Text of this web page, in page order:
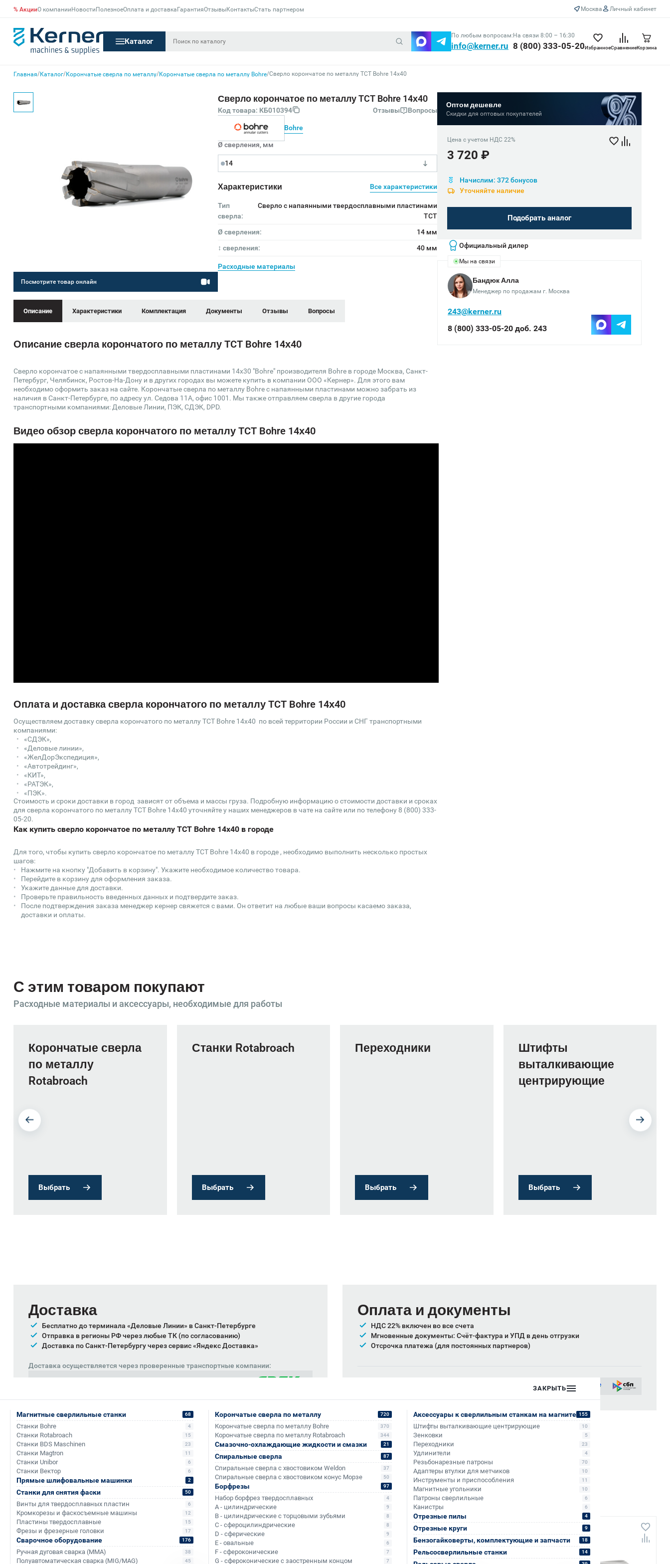
% АкцииО компанииНовостиПолезноеОплата и доставкаГарантияОтзывыКонтактыСтать партнером Москва Личный кабинет
Каталог
По любым вопросам:
info@kerner.ru
На связи 8:00 – 16:30
8 (800) 333-05-20ИзбранноеСравнениеКорзина
Главная/Каталог/Корончатые сверла по металлу/Корончатые сверла по металлу Bohre/Сверло корончатое по металлу TCT Bohre 14х40
Посмотрите товар онлайн
Сверло корончатое по металлу TCT Bohre 14х40
Код товара: КБ010394 Отзывы Вопросы
Bohre
Ø сверления, мм
14
Характеристики Все характеристики
Тип
сверла:
Сверло с напаянными твердосплавными пластинами
TCT
Ø сверления:
14 мм
↕ сверления:
40 мм
Расходные материалы
Описание Характеристики Комплектация Документы Отзывы Вопросы
Описание сверла корончатого по металлу TCT Bohre 14х40
Сверло корончатое с напаянными твердосплавными пластинами 14х30 "Bohre" производителя Bohre в городе Москва, Санкт-
Петербург, Челябинск, Ростов-На-Дону и в других городах вы можете купить в компании ООО «Кернер». Для этого вам
необходимо оформить заказ на сайте. Корончатые сверла по металлу Bohre с напаянными пластинами можно забрать из
наличия в Санкт-Петербурге, по адресу ул. Седова 11А, офис 1001. Мы также отправляем сверла в другие города
транспортными компаниями: Деловые Линии, ПЭК, СДЭК, DPD.
Видео обзор сверла корончатого по металлу TCT Bohre 14х40
Оплата и доставка сверла корончатого по металлу TCT Bohre 14х40
Осуществляем доставку сверла корончатого по металлу TCT Bohre 14х40 по всей территории России и СНГ транспортными
компаниями:
«СДЭК»,
«Деловые линии»,
«ЖелДорЭкспедиция»,
«Автотрейдинг»,
«КИТ»,
«РАТЭК»,
«ПЭК».
Стоимость и сроки доставки в город зависят от объема и массы груза. Подробную информацию о стоимости доставки и сроках
для сверла корончатого по металлу TCT Bohre 14х40 уточняйте у наших менеджеров в чате на сайте или по телефону 8 (800) 333-
05-20.
Как купить сверло корончатое по металлу TCT Bohre 14х40 в городе
Для того, чтобы купить сверло корончатое по металлу TCT Bohre 14х40 в городе , необходимо выполнить несколько простых
шагов:
Нажмите на кнопку "Добавить в корзину". Укажите необходимое количество товара.
Перейдите в корзину для оформления заказа.
Укажите данные для доставки.
Проверьте правильность введенных данных и подтвердите заказ.
После подтверждения заказа менеджер кернер свяжется с вами. Он ответит на любые ваши вопросы касаемо заказа,
доставки и оплаты.
Оптом дешевле
Скидки для оптовых покупателей
Цена с учетом НДС 22%
3 720 ₽
Начислим: 372 бонусов
Уточняйте наличие
Подобрать аналог
Официальный дилер
Мы на связи
Бандюк Алла
Менеджер по продажам г. Москва
243@kerner.ru
8 (800) 333-05-20 доб. 243
С этим товаром покупают
Расходные материалы и аксессуары, необходимые для работы
Корончатые сверла
по металлу
Rotabroach
Выбрать
Станки Rotabroach
Выбрать
Переходники
Выбрать
Штифты
выталкивающие
центрирующие
Выбрать
Доставка
Бесплатно до терминала «Деловые Линии» в Санкт-Петербурге
Отправка в регионы РФ через любые ТК (по согласованию)
Доставка по Санкт-Петербургу через сервис «Яндекс Доставка»
Доставка осуществляется через проверенные транспортные компании:
Оплата и документы
НДС 22% включен во все счета
Мгновенные документы: Счёт-фактура и УПД в день отгрузки
Отсрочка платежа (для постоянных партнеров)
Аналоги и похожие товары
+795 +3 015
ЗАКРЫТЬ
Магнитные сверлильные станки 68
Станки Bohre 4
Станки Rotabroach 15
Станки BDS Maschinen 23
Станки Magtron 11
Станки Unibor 6
Станки Вектор 6
Прямые шлифовальные машинки 2
Станки для снятия фаски 50
Винты для твердосплавных пластин 6
Кромкорезы и фаскосъемные машины 12
Пластины твердосплавные 15
Фрезы и фрезерные головки 17
Сварочное оборудование 176
Ручная дуговая сварка (MMA) 38
Полуавтоматическая сварка (MIG/MAG) 45
Корончатые сверла по металлу 720
Корончатые сверла по металлу Bohre 370
Корончатые сверла по металлу Rotabroach 344
Смазочно-охлаждающие жидкости и смазки 21
Спиральные сверла 87
Спиральные сверла с хвостовиком Weldon 37
Спиральные сверла с хвостовиком конус Морзе 50
Борфрезы 97
Набор борфрез твердосплавных 4
A - цилиндрические 9
B - цилиндрические с торцовыми зубьями 8
C - сфероцилиндрические 8
D - сферические 9
E - овальные 6
F - сфероконические 7
G - сфероконические с заостренным концом 7
Аксессуары к сверлильным станкам на магните 155
Штифты выталкивающие центрирующие 10
Зенковки 5
Переходники 23
Удлинители 4
Резьбонарезные патроны 70
Адаптеры втулки для метчиков 10
Инструменты и приспособления 11
Магнитные угольники 10
Патроны сверлильные 6
Канистры 6
Отрезные пилы 4
Отрезные круги 9
Бензогайковерты, комплектующие и запчасти 18
Рельсосверлильные станки 14